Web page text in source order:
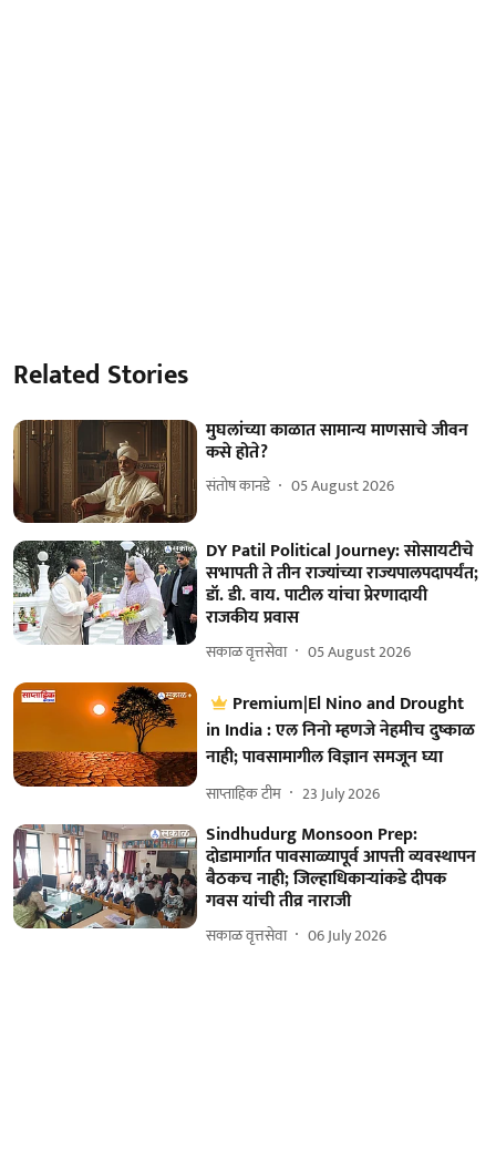
Related Stories
मुघलांच्या काळात सामान्य माणसाचे जीवन
कसे होते?
संतोष कानडे 05 August 2026
DY Patil Political Journey: सोसायटीचे
सभापती ते तीन राज्यांच्या राज्यपालपदापर्यंत;
डॉ. डी. वाय. पाटील यांचा प्रेरणादायी
राजकीय प्रवास
सकाळ वृत्तसेवा 05 August 2026
Premium|El Nino and Drought
in India : एल निनो म्हणजे नेहमीच दुष्काळ
नाही; पावसामागील विज्ञान समजून घ्या
साप्ताहिक टीम 23 July 2026
Sindhudurg Monsoon Prep:
दोडामार्गात पावसाळ्यापूर्व आपत्ती व्यवस्थापन
बैठकच नाही; जिल्हाधिकाऱ्यांकडे दीपक
गवस यांची तीव्र नाराजी
सकाळ वृत्तसेवा 06 July 2026